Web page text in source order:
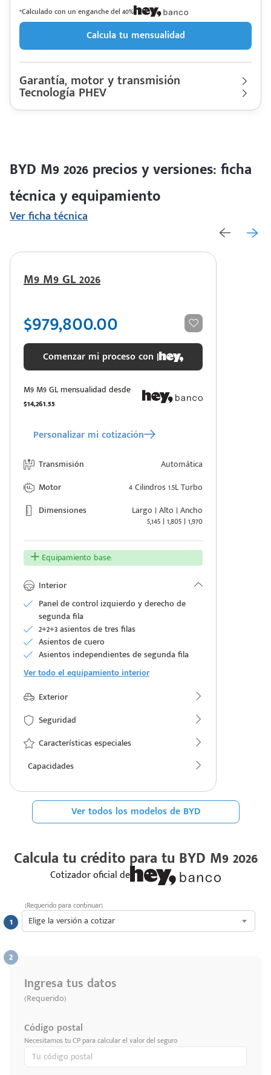
*Calculado con un enganche del 40%
Calcula tu mensualidad
Garantía, motor y transmisión
Garantía
150000 Km | 5 años
Motor cilindros
Lt 1.5T | Hp. 132
Tecnología PHEV
Descripción de funcionamiento motorizaciónBYDM9 2026
BYD M9 2026 precios y versiones: ficha
técnica y equipamiento
Ver ficha técnica
M9 M9 GL 2026
$979,800.00
Comenzar mi proceso con |
M9 M9 GL mensualidad desde
$14,261.55
Personalizar mi cotización
Transmisión
Automática
Motor
4 Cilindros 1.5L Turbo
Dimensiones
Largo | Alto | Ancho
5,145 | 1,805 | 1,970
Equipamiento base:
Interior
Panel de control izquierdo y derecho de
segunda fila
2+2+3 asientos de tres filas
Asientos de cuero
Asientos independientes de segunda fila
Ver todo el equipamiento interior
Exterior
Seguridad
Características especiales
Capacidades
Ver todos los modelos de BYD
Calcula tu crédito para tu BYD M9 2026
Cotizador oficial de
Elige la versión a cotizar
(Requerido para continuar)
Ingresa tus datos
(Requerido)
Código postal
Necesitamos tu CP para calcular el valor del seguro